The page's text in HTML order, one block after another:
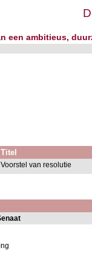
een ambitieus,
Titel
Voorstel van resolutie